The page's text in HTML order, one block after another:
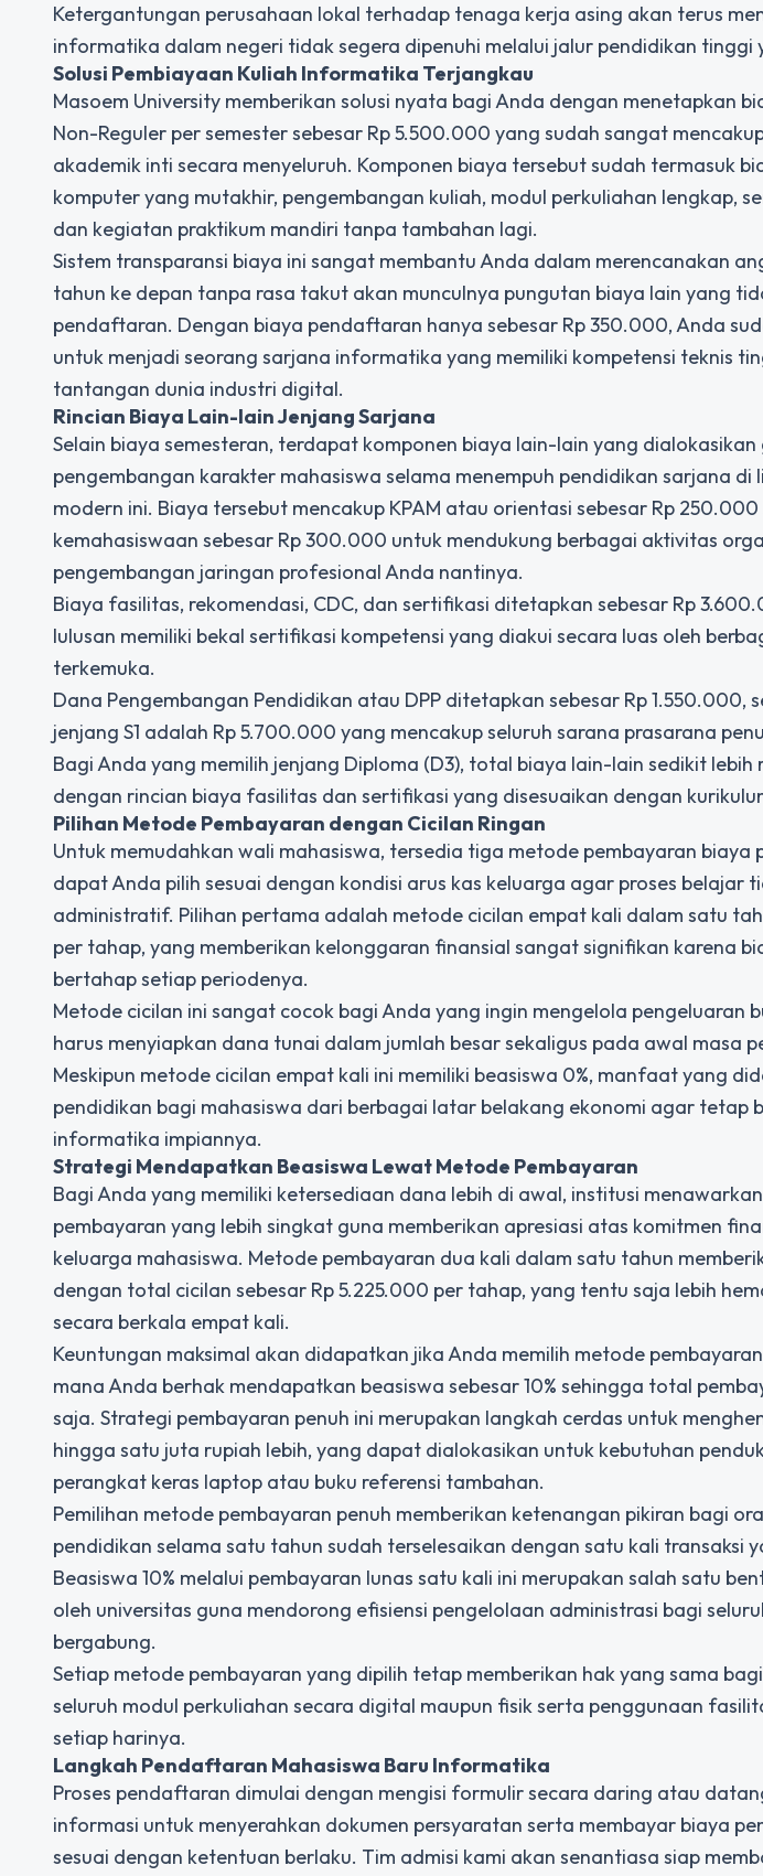
Ketergantungan perusahaan lokal terhadap tenaga kerja asing akan terus
informatika dalam negeri tidak segera dipenuhi melalui jalur pendidikan tinggi
Solusi Pembiayaan Kuliah Informatika Terjangkau
Masoem University memberikan solusi nyata bagi Anda dengan menetapkan
Non-Reguler per semester sebesar Rp 5.500.000 yang sudah sangat
akademik inti secara menyeluruh. Komponen biaya tersebut sudah termasuk
komputer yang mutakhir, pengembangan kuliah, modul perkuliahan lengkap,
dan kegiatan praktikum mandiri tanpa tambahan lagi.
Sistem transparansi biaya ini sangat membantu Anda dalam merencanakan
tahun ke depan tanpa rasa takut akan munculnya pungutan biaya lain yang
pendaftaran. Dengan biaya pendaftaran hanya sebesar Rp 350.000, Anda
untuk menjadi seorang sarjana informatika yang memiliki kompetensi teknis
tantangan dunia industri digital.
Rincian Biaya Lain-lain Jenjang Sarjana
Selain biaya semesteran, terdapat komponen biaya lain-lain yang
pengembangan karakter mahasiswa selama menempuh pendidikan sarjana di
modern ini. Biaya tersebut mencakup KPAM atau orientasi sebesar Rp
kemahasiswaan sebesar Rp 300.000 untuk mendukung berbagai aktivitas
pengembangan jaringan profesional Anda nantinya.
Biaya fasilitas, rekomendasi, CDC, dan sertifikasi ditetapkan sebesar Rp
lulusan memiliki bekal sertifikasi kompetensi yang diakui secara luas oleh
terkemuka.
Dana Pengembangan Pendidikan atau DPP ditetapkan sebesar Rp
jenjang S1 adalah Rp 5.700.000 yang mencakup seluruh sarana prasarana
Bagi Anda yang memilih jenjang Diploma (D3), total biaya lain-lain sedikit
dengan rincian biaya fasilitas dan sertifikasi yang disesuaikan dengan
Pilihan Metode Pembayaran dengan Cicilan Ringan
Untuk memudahkan wali mahasiswa, tersedia tiga metode pembayaran biaya
dapat Anda pilih sesuai dengan kondisi arus kas keluarga agar proses belajar
administratif. Pilihan pertama adalah metode cicilan empat kali dalam satu
per tahap, yang memberikan kelonggaran finansial sangat signifikan karena
bertahap setiap periodenya.
Metode cicilan ini sangat cocok bagi Anda yang ingin mengelola pengeluaran
harus menyiapkan dana tunai dalam jumlah besar sekaligus pada awal masa
Meskipun metode cicilan empat kali ini memiliki beasiswa 0%, manfaat yang
pendidikan bagi mahasiswa dari berbagai latar belakang ekonomi agar tetap
informatika impiannya.
Strategi Mendapatkan Beasiswa Lewat Metode Pembayaran
Bagi Anda yang memiliki ketersediaan dana lebih di awal, institusi
pembayaran yang lebih singkat guna memberikan apresiasi atas komitmen
keluarga mahasiswa. Metode pembayaran dua kali dalam satu tahun
dengan total cicilan sebesar Rp 5.225.000 per tahap, yang tentu saja lebih
secara berkala empat kali.
Keuntungan maksimal akan didapatkan jika Anda memilih metode
mana Anda berhak mendapatkan beasiswa sebesar 10% sehingga total
saja. Strategi pembayaran penuh ini merupakan langkah cerdas untuk
hingga satu juta rupiah lebih, yang dapat dialokasikan untuk kebutuhan
perangkat keras laptop atau buku referensi tambahan.
Pemilihan metode pembayaran penuh memberikan ketenangan pikiran bagi
pendidikan selama satu tahun sudah terselesaikan dengan satu kali transaksi
Beasiswa 10% melalui pembayaran lunas satu kali ini merupakan salah satu
oleh universitas guna mendorong efisiensi pengelolaan administrasi bagi
bergabung.
Setiap metode pembayaran yang dipilih tetap memberikan hak yang sama
seluruh modul perkuliahan secara digital maupun fisik serta penggunaan
setiap harinya.
Langkah Pendaftaran Mahasiswa Baru Informatika
Proses pendaftaran dimulai dengan mengisi formulir secara daring atau
informasi untuk menyerahkan dokumen persyaratan serta membayar biaya
sesuai dengan ketentuan berlaku. Tim admisi kami akan senantiasa siap